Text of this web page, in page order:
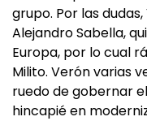
grupo. Por las
Alejandro Sabella,
Europa, por lo cual
Milito. Verón varias
ruedo de gobernar
hincapié en